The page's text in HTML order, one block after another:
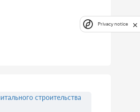
строительства
Privacy notice